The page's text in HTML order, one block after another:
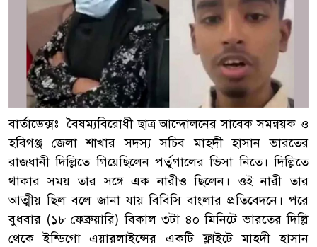
বার্তাডেক্সঃ বৈষম্যবিরোধী ছাত্র আন্দোলনের সাবেক সমন্বয়ক ও
হবিগঞ্জ জেলা শাখার সদস্য সচিব মাহদী হাসান ভারতের
রাজধানী দিল্লিতে গিয়েছিলেন পর্তুগালের ভিসা নিতে। দিল্লিতে
থাকার সময় তার সঙ্গে এক নারীও ছিলেন। ওই নারী তার
আত্মীয় ছিল বলে জানা যায় বিবিসি বাংলার প্রতিবেদনে। পরে
বুধবার (১৮ ফেব্রুয়ারি) বিকাল ৩টা ৪০ মিনিটে ভারতের দিল্লি
থেকে ইন্ডিগো এয়ারলাইন্সের একটি ফ্লাইটে মাহদী হাসান